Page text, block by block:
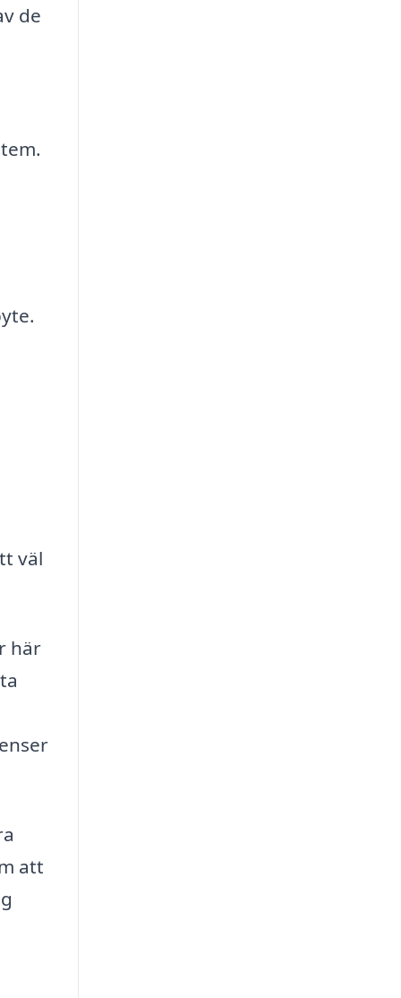
de
väl
här
att